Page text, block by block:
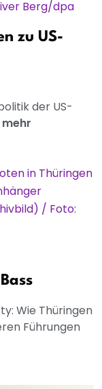
zu US-
der US-
mehr
Wie Thüringen
Führungen